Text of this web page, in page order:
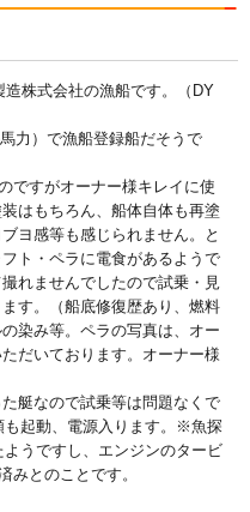
株式会社の漁船です。（DY
力）で漁船登録船だそうで
ですがオーナー様キレイに使
はもちろん、船体自体も再塗
ヨ感等も感じられません。と
ト・ペラに電食があるようで
れませんでしたので試乗・見
す。（船底修復歴あり、燃料
染み等。ペラの写真は、オー
だいております。オーナー様
艇なので試乗等は問題なくで
も起動、電源入ります。※魚探
うですし、エンジンのタービ
みとのことです。